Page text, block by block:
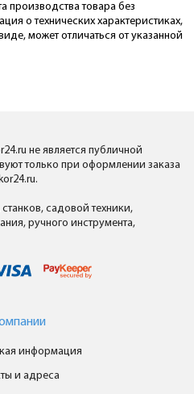
производства товара без
о технических характеристиках,
может отличаться от указанной
не является публичной
только при оформлении заказа
садовой техники,
ручного инструмента,
информация
и адреса